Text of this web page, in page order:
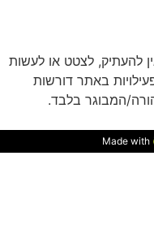
להעתיק, לצטט או לעשות
באתר דורשות
המבוגר בלבד.
Made with